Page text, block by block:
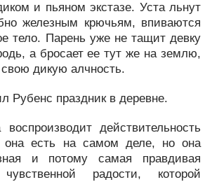
и пьяном экстазе. Уста льнут
железным крючьям, впиваются
тело. Парень уже не тащит девку
а бросает ее тут же на землю,
дикую алчность.
Рубенс праздник в деревне.
действительность
она есть на самом деле, но она
и потому самая правдивая
радости, которой